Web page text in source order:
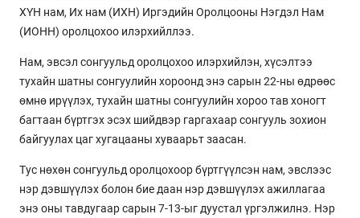
ХҮН нам, Их нам (ИХН) Иргэдийн Оролцооны Нэгдэл Нам
(ИОНН) оролцохоо илэрхийллээ.
Нам, эвсэл сонгуульд оролцохоо илэрхийлэн, хүсэлтээ
тухайн шатны сонгуулийн хороонд энэ сарын 22-ны өдрөөс
өмнө ирүүлэх, тухайн шатны сонгуулийн хороо тав хоногт
багтаан бүртгэх эсэх шийдвэр гаргахаар сонгууль зохион
байгуулах цаг хугацааны хуваарьт заасан.
Тус нөхөн сонгуульд оролцохоор бүртгүүлсэн нам, эвслээс
нэр дэвшүүлэх болон бие даан нэр дэвшүүлэх ажиллагаа
энэ оны тавдугаар сарын 7-13-ыг дуустал үргэлжилнэ. Нэр